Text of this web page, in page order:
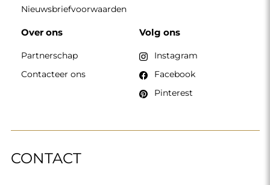
CONTACT
Nieuwsbriefvoorwaarden
Over ons
Partnerschap
Contacteer ons
Volg ons
Instagram
Facebook
Pinterest